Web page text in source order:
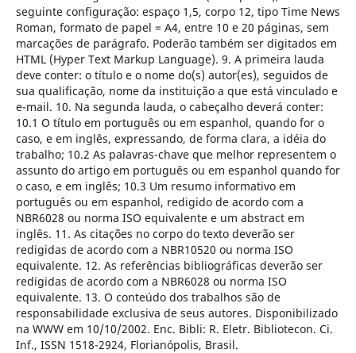
seguinte configuração: espaço 1,5, corpo 12, tipo Time News
Roman, formato de papel = A4, entre 10 e 20 páginas, sem
marcações de parágrafo. Poderão também ser digitados em
HTML (Hyper Text Markup Language). 9. A primeira lauda
deve conter: o título e o nome do(s) autor(es), seguidos de
sua qualificação, nome da instituição a que está vinculado e
e-mail. 10. Na segunda lauda, o cabeçalho deverá conter:
10.1 O título em português ou em espanhol, quando for o
caso, e em inglês, expressando, de forma clara, a idéia do
trabalho; 10.2 As palavras-chave que melhor representem o
assunto do artigo em português ou em espanhol quando for
o caso, e em inglês; 10.3 Um resumo informativo em
português ou em espanhol, redigido de acordo com a
NBR6028 ou norma ISO equivalente e um abstract em
inglês. 11. As citações no corpo do texto deverão ser
redigidas de acordo com a NBR10520 ou norma ISO
equivalente. 12. As referências bibliográficas deverão ser
redigidas de acordo com a NBR6028 ou norma ISO
equivalente. 13. O conteúdo dos trabalhos são de
responsabilidade exclusiva de seus autores. Disponibilizado
na WWW em 10/10/2002. Enc. Bibli: R. Eletr. Bibliotecon. Ci.
Inf., ISSN 1518-2924, Florianópolis, Brasil.